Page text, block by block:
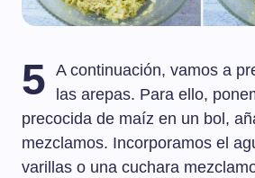
5
A continuación, vamos a
las arepas. Para ello,
precocida de maíz en un bol,
mezclamos. Incorporamos el
varillas o una cuchara